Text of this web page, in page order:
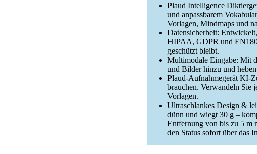
Plaud Intelligence
und anpassbarem
Vorlagen, Mindmaps und
Datensicherheit:
HIPAA, GDPR und
geschützt bleibt.
Multimodale Eingabe: Mit
und Bilder hinzu und
Plaud-Aufnahmegerät KI-
brauchen. Verwandeln Sie
Vorlagen.
Ultraschlankes Design &
dünn und wiegt 30 g –
Entfernung von bis zu 5 m
den Status sofort über das